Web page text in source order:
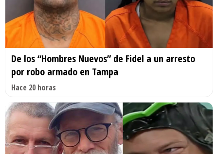
De los “Hombres Nuevos” de Fidel a un arresto
por robo armado en Tampa
Hace 20 horas